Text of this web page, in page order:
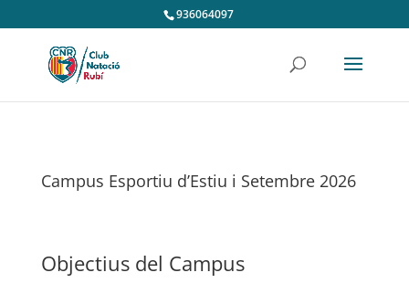
936064097
Campus Esportiu d’Estiu i Setembre 2026
Objectius del Campus